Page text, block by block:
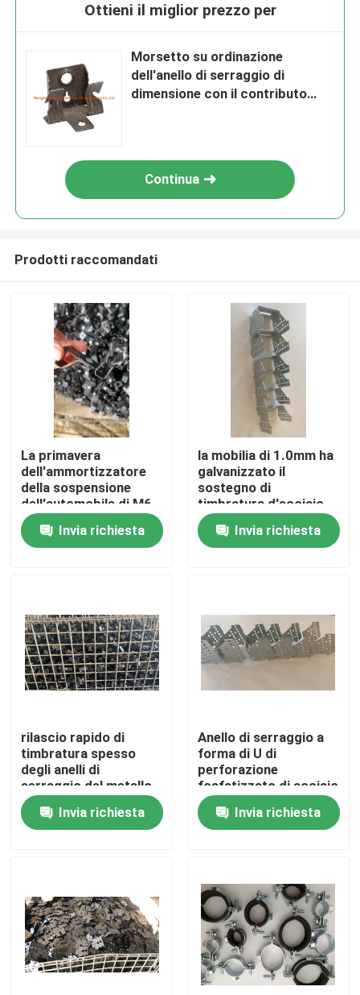
Casa
Circa noi
Giro della fabbrica
Controllo di qualità
Contattici
Richieda una citazione
Pannello di Access di alluminio
Pannello di Access d'acciaio
Ottieni il miglior prezzo per
Morsetto su ordinazione
dell'anello di serraggio di
dimensione con il contributo
Continua
Prodotti raccomandati
La primavera
dell'ammortizzatore
della sospensione
dell'automobile di M6
M8 preme a forma di L
Invia richiesta
la mobilia di 1.0mm ha
galvanizzato il
sostegno di
timbratura d'acciaio
della clip del metallo di
U
Invia richiesta
rilascio rapido di
timbratura spesso
degli anelli di
serraggio del metallo
di stampaggio
profondo di 10mm
Invia richiesta
Anello di serraggio a
forma di U di
perforazione
fosfatizzato di acciaio
al carbonio del metallo
del CSInvia richiesta